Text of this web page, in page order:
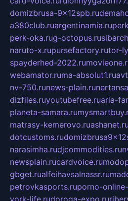
domizbrusa-9x12spb.ru
a380club.ruargentinamia.ru
perk-oka.rug-octopus.ru
naruto-x.rupursefactory.rutor-
spayderhed-2022.ru
webamator.ruma-absolut1.ru
nv-750.runews-plain.ru
dizfiles.ruyoutubefree.ruaria-
planeta-samara.ru
matrasy-kemerovo.ruashanet.ru
dotcustoms.ru
narasimha.rudjcommodities.ru
newsplain.rucardvoice.ru
gbget.rualfeihavsalnassr.ru
petrovkasports.ruporno-
york-life.rudoroga-expo.ru